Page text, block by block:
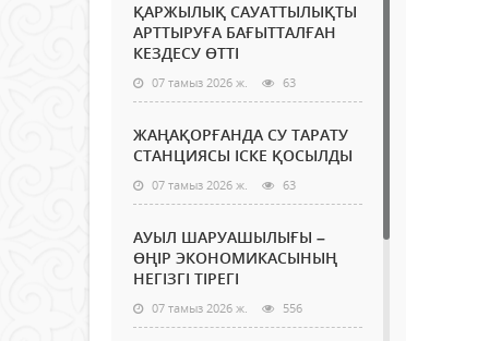
ҚАРЖЫЛЫҚ САУАТТЫЛЫҚТЫ
АРТТЫРУҒА БАҒЫТТАЛҒАН
КЕЗДЕСУ ӨТТІ
07 тамыз 2026 ж. 63
ЖАҢАҚОРҒАНДА СУ ТАРАТУ
СТАНЦИЯСЫ ІСКЕ ҚОСЫЛДЫ
07 тамыз 2026 ж. 63
АУЫЛ ШАРУАШЫЛЫҒЫ –
ӨҢІР ЭКОНОМИКАСЫНЫҢ
НЕГІЗГІ ТІРЕГІ
07 тамыз 2026 ж. 556